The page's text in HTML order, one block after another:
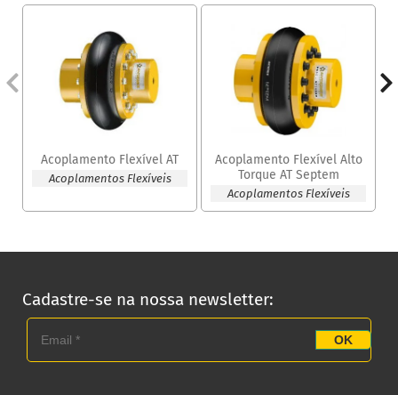
Acoplamento Flexível AT
Acoplamentos Flexíveis
Acoplamento Flexível Alto
Torque AT Septem
Acoplamentos Flexíveis
Cadastre-se na nossa newsletter:
OK